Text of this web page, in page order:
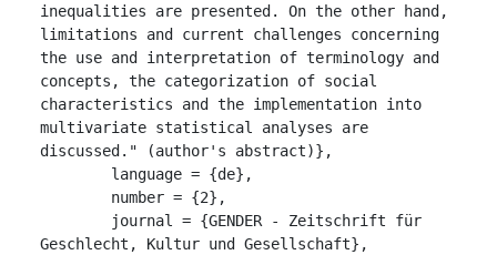
inequalities are presented. On the other hand,
limitations and current challenges concerning
the use and interpretation of terminology and
concepts, the categorization of social
characteristics and the implementation into
multivariate statistical analyses are
discussed." (author's abstract)},
Geschlecht, Kultur und Gesellschaft},